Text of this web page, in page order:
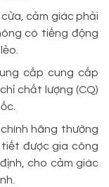
cảm giác phải
có tiếng động
cấp cung cấp
chất lượng (CQ)
hãng thường
được gia công
cho cảm giác